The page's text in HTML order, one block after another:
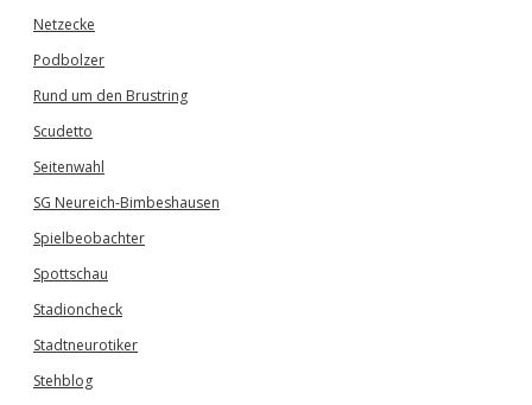
Netzecke
Podbolzer
Rund um den Brustring
Scudetto
Seitenwahl
SG Neureich-Bimbeshausen
Spielbeobachter
Spottschau
Stadioncheck
Stadtneurotiker
Stehblog